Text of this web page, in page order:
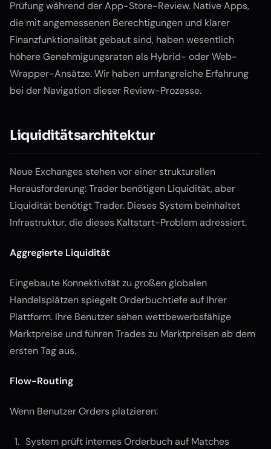
Prüfung während der App-Store-Review. Native Apps,
die mit angemessenen Berechtigungen und klarer
Finanzfunktionalität gebaut sind, haben wesentlich
höhere Genehmigungsraten als Hybrid- oder Web-
Wrapper-Ansätze. Wir haben umfangreiche Erfahrung
bei der Navigation dieser Review-Prozesse.
Liquiditätsarchitektur
Neue Exchanges stehen vor einer strukturellen
Herausforderung: Trader benötigen Liquidität, aber
Liquidität benötigt Trader. Dieses System beinhaltet
Infrastruktur, die dieses Kaltstart-Problem adressiert.
Aggregierte Liquidität
Eingebaute Konnektivität zu großen globalen
Handelsplätzen spiegelt Orderbuchtiefe auf Ihrer
Plattform. Ihre Benutzer sehen wettbewerbsfähige
Marktpreise und führen Trades zu Marktpreisen ab dem
ersten Tag aus.
Flow-Routing
Wenn Benutzer Orders platzieren:
System prüft internes Orderbuch auf Matches